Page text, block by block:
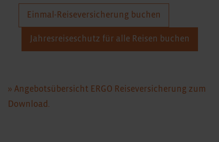
Einmal-Reiseversicherung buchen
Jahresreiseschutz für alle Reisen buchen
» Angebotsübersicht ERGO Reiseversicherung zum
Download.